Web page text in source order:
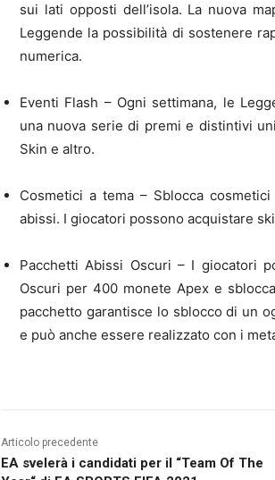
sui lati opposti dell’isola. La nuova
Leggende la possibilità di sostenere
numerica.
Eventi Flash – Ogni settimana, le
una nuova serie di premi e distintivi
Skin e altro.
Cosmetici a tema – Sblocca
abissi. I giocatori possono acquistare
Pacchetti Abissi Oscuri – I giocatori
Oscuri per 400 monete Apex e
pacchetto garantisce lo sblocco di un
e può anche essere realizzato con i
Articolo precedente
EA svelerà i candidati per il “Team Of The